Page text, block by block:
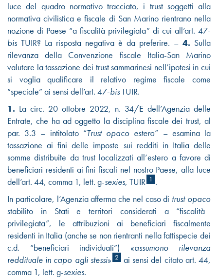
luce del quadro normativo tracciato, i trust soggetti alla
normativa civilistica e fiscale di San Marino rientrano nella
nozione di Paese “a fiscalità privilegiata” di cui all’art. 47-
bis TUIR? La risposta negativa è da preferire. – 4. Sulla
rilevanza della Convenzione fiscale Italia-San Marino
valutare la tassazione dei trust sammarinesi nell’ipotesi in cui
si voglia qualificare il relativo regime fiscale come
“speciale” ai sensi dell’art. 47-bisTUIR.
1. La circ. 20 ottobre 2022, n. 34/E dell’Agenzia delle
Entrate, che ha ad oggetto la disciplina fiscale dei trust, al
par. 3.3 – intitolato “Trust opaco estero” – esamina la
tassazione ai fini delle imposte sui redditi in Italia delle
somme distribuite da trust localizzati all’estero a favore di
beneficiari residenti ai fini fiscali nel nostro Paese, alla luce
dell’art. 44, comma 1, lett. g-sexies, TUIR 1 .
In particolare, l’Agenzia afferma che nel caso di trust opaco
stabilito in Stati e territori considerati a “fiscalità
privilegiata”, le attribuzioni ai beneficiari fiscalmente
residenti in Italia (anche se non rientranti nella fattispecie dei
c.d. “beneficiari individuati”) «assumono rilevanza
reddituale in capo agli stessi» 2 ai sensi del citato art. 44,
comma 1, lett. g-sexies.